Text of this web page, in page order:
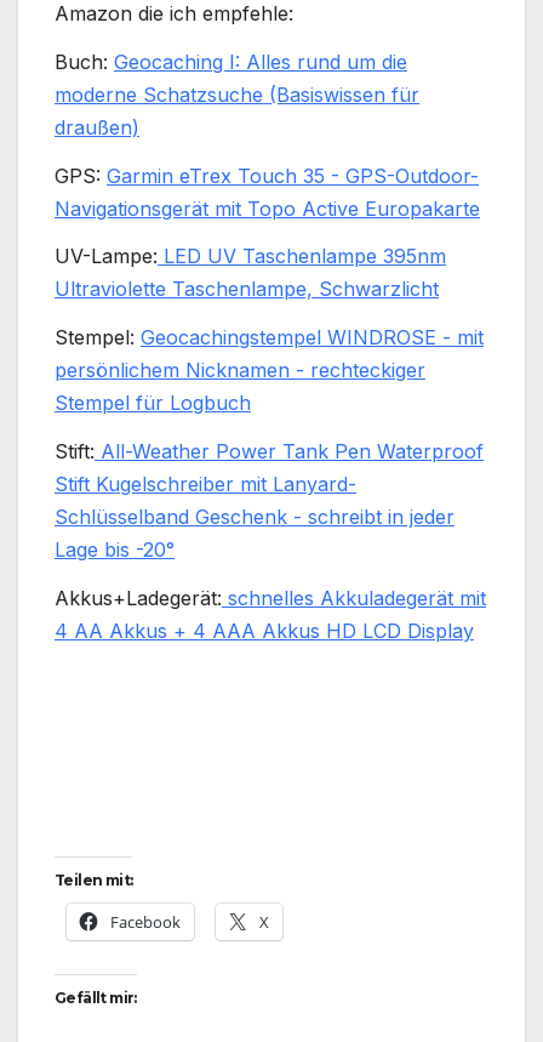
Amazon die ich empfehle:
Buch: Geocaching I: Alles rund um die
moderne Schatzsuche (Basiswissen für
draußen)
GPS: Garmin eTrex Touch 35 - GPS-Outdoor-
Navigationsgerät mit Topo Active Europakarte
UV-Lampe: LED UV Taschenlampe 395nm
Ultraviolette Taschenlampe, Schwarzlicht
Stempel: Geocachingstempel WINDROSE - mit
persönlichem Nicknamen - rechteckiger
Stempel für Logbuch
Stift: All-Weather Power Tank Pen Waterproof
Stift Kugelschreiber mit Lanyard-
Schlüsselband Geschenk - schreibt in jeder
Lage bis -20°
Akkus+Ladegerät: schnelles Akkuladegerät mit
4 AA Akkus + 4 AAA Akkus HD LCD Display
Teilen mit:
Facebook X
Gefällt mir: